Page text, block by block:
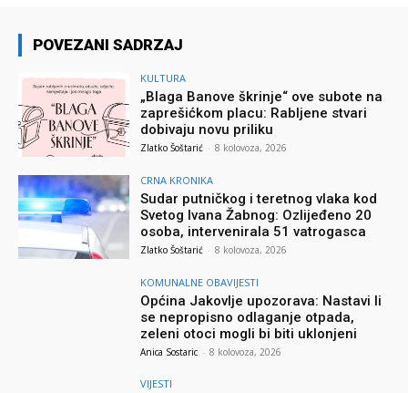
POVEZANI SADRZAJ
KULTURA
„Blaga Banove škrinje“ ove subote na
zaprešićkom placu: Rabljene stvari
dobivaju novu priliku
Zlatko Šoštarić - 8 kolovoza, 2026
CRNA KRONIKA
Sudar putničkog i teretnog vlaka kod
Svetog Ivana Žabnog: Ozlijeđeno 20
osoba, intervenirala 51 vatrogasca
Zlatko Šoštarić - 8 kolovoza, 2026
KOMUNALNE OBAVIJESTI
Općina Jakovlje upozorava: Nastavi li
se nepropisno odlaganje otpada,
zeleni otoci mogli bi biti uklonjeni
Anica Sostaric - 8 kolovoza, 2026
VIJESTI